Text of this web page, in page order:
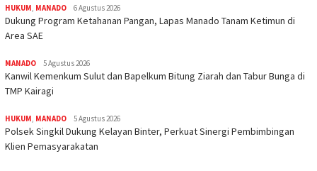
HUKUM, MANADO 6 Agustus 2026
Dukung Program Ketahanan Pangan, Lapas Manado Tanam Ketimun di
Area SAE
MANADO 5 Agustus 2026
‎Kanwil Kemenkum Sulut dan Bapelkum Bitung Ziarah dan Tabur Bunga di
TMP Kairagi
HUKUM, MANADO 5 Agustus 2026
Polsek Singkil Dukung Kelayan Binter, Perkuat Sinergi Pembimbingan
Klien Pemasyarakatan